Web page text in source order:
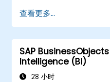
集。
创建基本的视觉化效
折线图和地图，并应
示。
开发中间可视化，包
并使用层次结构、组
查看更多...
SAP
Intelligence (BI)
28 小时